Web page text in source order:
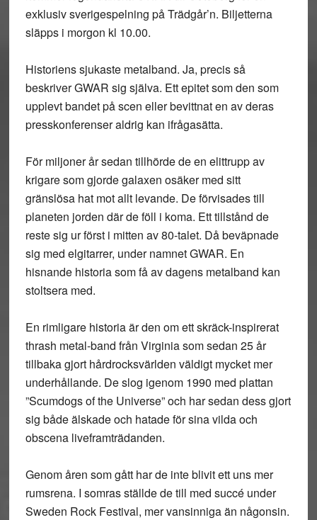
exklusiv sverigespelning på Trädgår’n. Biljetterna
släpps i morgon kl 10.00.
Historiens sjukaste metalband. Ja, precis så
beskriver GWAR sig själva. Ett epitet som den som
upplevt bandet på scen eller bevittnat en av deras
presskonferenser aldrig kan ifrågasätta.
För miljoner år sedan tillhörde de en elittrupp av
krigare som gjorde galaxen osäker med sitt
gränslösa hat mot allt levande. De förvisades till
planeten jorden där de föll i koma. Ett tillstånd de
reste sig ur först i mitten av 80-talet. Då beväpnade
sig med elgitarrer, under namnet GWAR. En
hisnande historia som få av dagens metalband kan
stoltsera med.
En rimligare historia är den om ett skräck-inspirerat
thrash metal-band från Virginia som sedan 25 år
tillbaka gjort hårdrocksvärlden väldigt mycket mer
underhållande. De slog igenom 1990 med plattan
”Scumdogs of the Universe” och har sedan dess gjort
sig både älskade och hatade för sina vilda och
obscena liveframträdanden.
Genom åren som gått har de inte blivit ett uns mer
rumsrena. I somras ställde de till med succé under
Sweden Rock Festival, mer vansinniga än någonsin.